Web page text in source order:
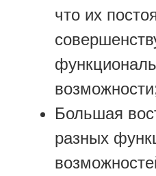
что их
Большая
разных